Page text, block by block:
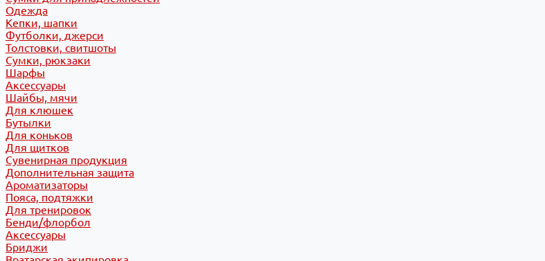
Одежда
Кепки, шапки
Футболки, джерси
Толстовки, свитшоты
Сумки, рюкзаки
Шарфы
Аксессуары
Шайбы, мячи
Для клюшек
Бутылки
Для коньков
Для щитков
Сувенирная продукция
Дополнительная защита
Ароматизаторы
Пояса, подтяжки
Для тренировок
Бенди/флорбол
Аксессуары
Бриджи